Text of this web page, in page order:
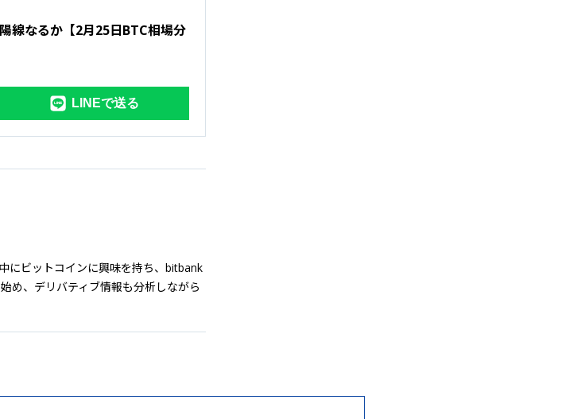
線なるか【2月25日BTC相場分
LINEで送る
にビットコインに興味を持ち、bitbank
め、デリバティブ情報も分析しながら